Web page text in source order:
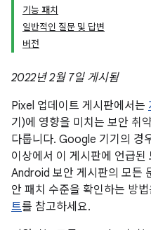
기능 패치
일반적인 질문 및 답변
버전
2022년 2월 7일 게시됨
Pixel 업데이트 게시판에서는
기)에 영향을 미치는 보안 취
다룹니다. Google 기기의
이상에서 이 게시판에 언급
Android 보안 게시판의 모든
안 패치 수준을 확인하는 방법
트를 참고하세요.